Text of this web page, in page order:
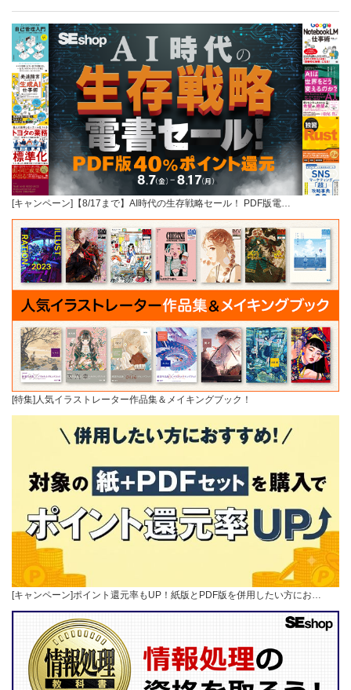
[キャンペーン]【8/17まで】AI時代の生存戦略セール！ PDF版電…
[特集]人気イラストレーター作品集＆メイキングブック！
[キャンペーン]ポイント還元率もUP！紙版とPDF版を併用したい方にお…